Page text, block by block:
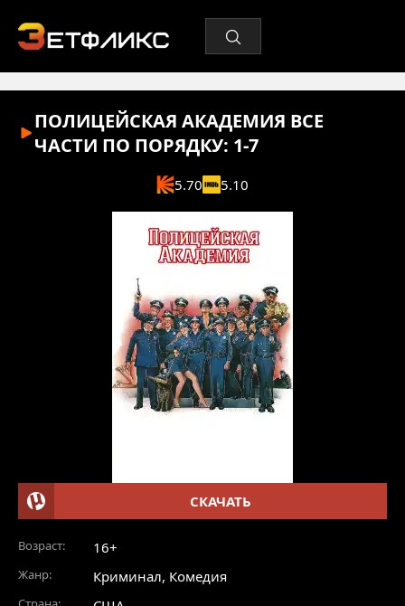
ПОЛИЦЕЙСКАЯ АКАДЕМИЯ ВСЕ
ЧАСТИ ПО ПОРЯДКУ: 1-7
5.70 5.10
СКАЧАТЬ
Возраст: 16+
Жанр: Криминал, Комедия